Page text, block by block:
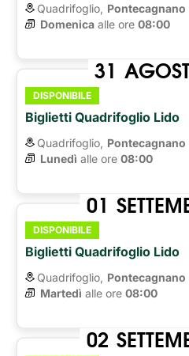
Quadrifoglio, Pontecagnano
Domenica alle ore 08:00
31
DISPONIBILE
Biglietti Quadrifoglio Lido
Quadrifoglio, Pontecagnano
Lunedì alle ore 08:00
01
DISPONIBILE
Biglietti Quadrifoglio Lido
Quadrifoglio, Pontecagnano
Martedì alle ore 08:00
02